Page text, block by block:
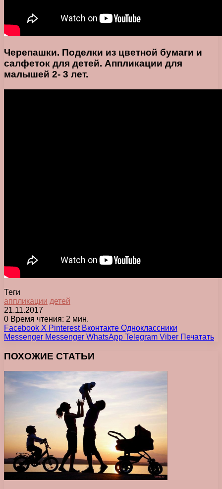
Черепашки. Поделки из цветной бумаги и
салфеток для детей. Аппликации для
малышей 2- 3 лет.
Теги
аппликации детей
21.11.2017
0 Время чтения: 2 мин.
Facebook X Pinterest Вконтакте Одноклассники
Messenger Messenger WhatsApp Telegram Viber Печатать
ПОХОЖИЕ СТАТЬИ